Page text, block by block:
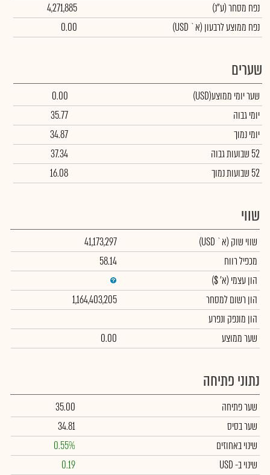
נפח מסחר(ע"נ)
4,271,885
נפח ממוצע לרבעון (א` USD)
0.00
שערים
שער יומי ממוצע(USD)
0.00
יומי גבוה
35.77
יומי נמוך
34.87
52 שבועות גבוה
37.34
52 שבועות נמוך
16.08
שווי
שווי שוק (א` USD)
41,173,297
מכפיל רווח
58.14
הון עצמי (א' $)
הון רשום למסחר
1,164,403,205
הון מונפק ונפרע
שער ממוצע
0.00
נתוני פתיחה
שער פתיחה
35.00
שער בסיס
34.81
שינוי באחוזים
0.55%
שינויב- USD
0.19